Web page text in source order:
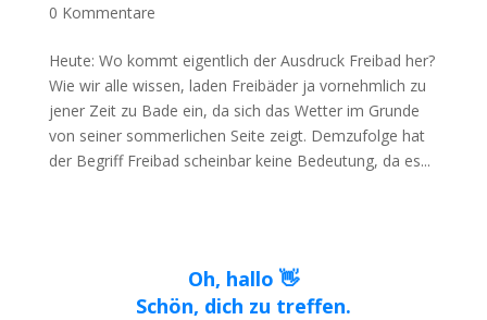
0 Kommentare
Heute: Wo kommt eigentlich der Ausdruck Freibad her?
Wie wir alle wissen, laden Freibäder ja vornehmlich zu
jener Zeit zu Bade ein, da sich das Wetter im Grunde
von seiner sommerlichen Seite zeigt. Demzufolge hat
der Begriff Freibad scheinbar keine Bedeutung, da es...
Oh, hallo 👋
Schön, dich zu treffen.